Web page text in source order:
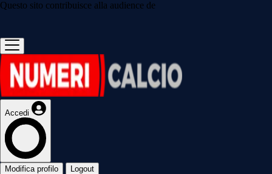
Questo sito contribuisce alla audience de
Accedi
Modifica profilo Logout